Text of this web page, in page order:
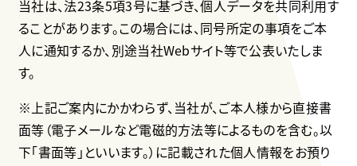
当社は、法23条5項3号に基づき、個人データを共同利用す
ることがあります。この場合には、同号所定の事項をご本
人に通知するか、別途当社Webサイト等で公表いたしま
す。
※上記ご案内にかかわらず、当社が、ご本人様から直接書
面等（電子メールなど電磁的方法等によるものを含む。以
下「書面等」といいます。）に記載された個人情報をお預り